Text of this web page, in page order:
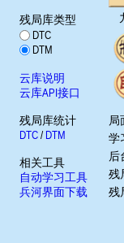
残局库类型
DTC
DTM
云库说明
云库API接口
残局库统计
DTC/ DTM
相关工具
自动学习工具
兵河界面下载
局
学
后
残
残